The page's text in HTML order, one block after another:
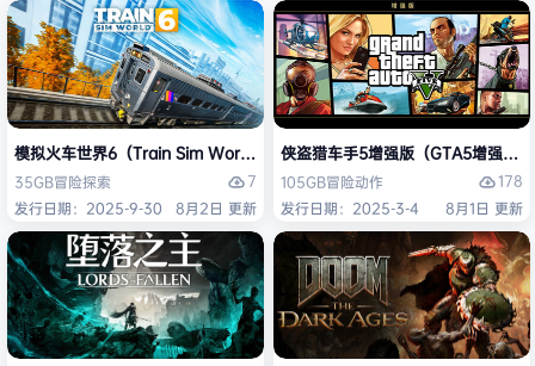
模拟火车世界6（Train Sim World 6）免安装中文版
35GB冒险探索
7
发行日期：2025-9-30
8月2日 更新
侠盗猎车手5增强版（GTA5增强版
105GB冒险动作
178
发行日期：2025-3-4
8月1日 更新